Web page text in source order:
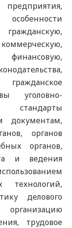
финансовую,
гражданское
уголовно-
стандарты
документам,
органов
органов,
и ведения
технологий,
делового
трудовое